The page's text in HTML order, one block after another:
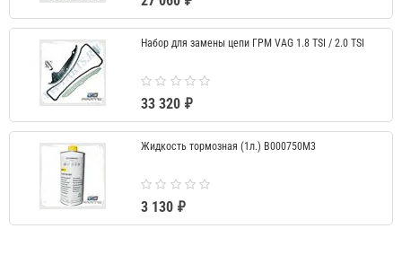
Набор для замены цепи ГРМ VAG 1.8 TSI / 2.0 TSI
33 320 ₽
Жидкость тормозная (1л.) B000750M3
3 130 ₽